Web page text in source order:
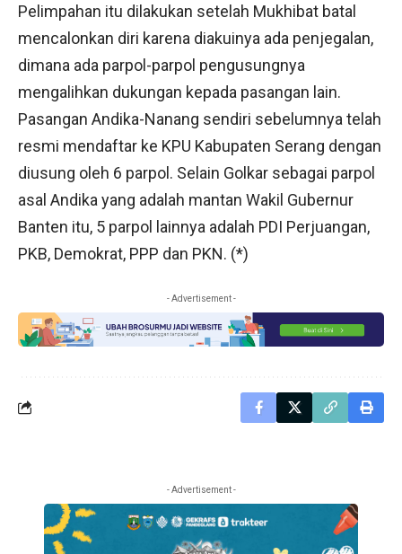
Pelimpahan itu dilakukan setelah Mukhibat batal
mencalonkan diri karena diakuinya ada penjegalan,
dimana ada parpol-parpol pengusungnya
mengalihkan dukungan kepada pasangan lain.
Pasangan Andika-Nanang sendiri sebelumnya telah
resmi mendaftar ke KPU Kabupaten Serang dengan
diusung oleh 6 parpol. Selain Golkar sebagai parpol
asal Andika yang adalah mantan Wakil Gubernur
Banten itu, 5 parpol lainnya adalah PDI Perjuangan,
PKB, Demokrat, PPP dan PKN. (*)
- Advertisement -
- Advertisement -